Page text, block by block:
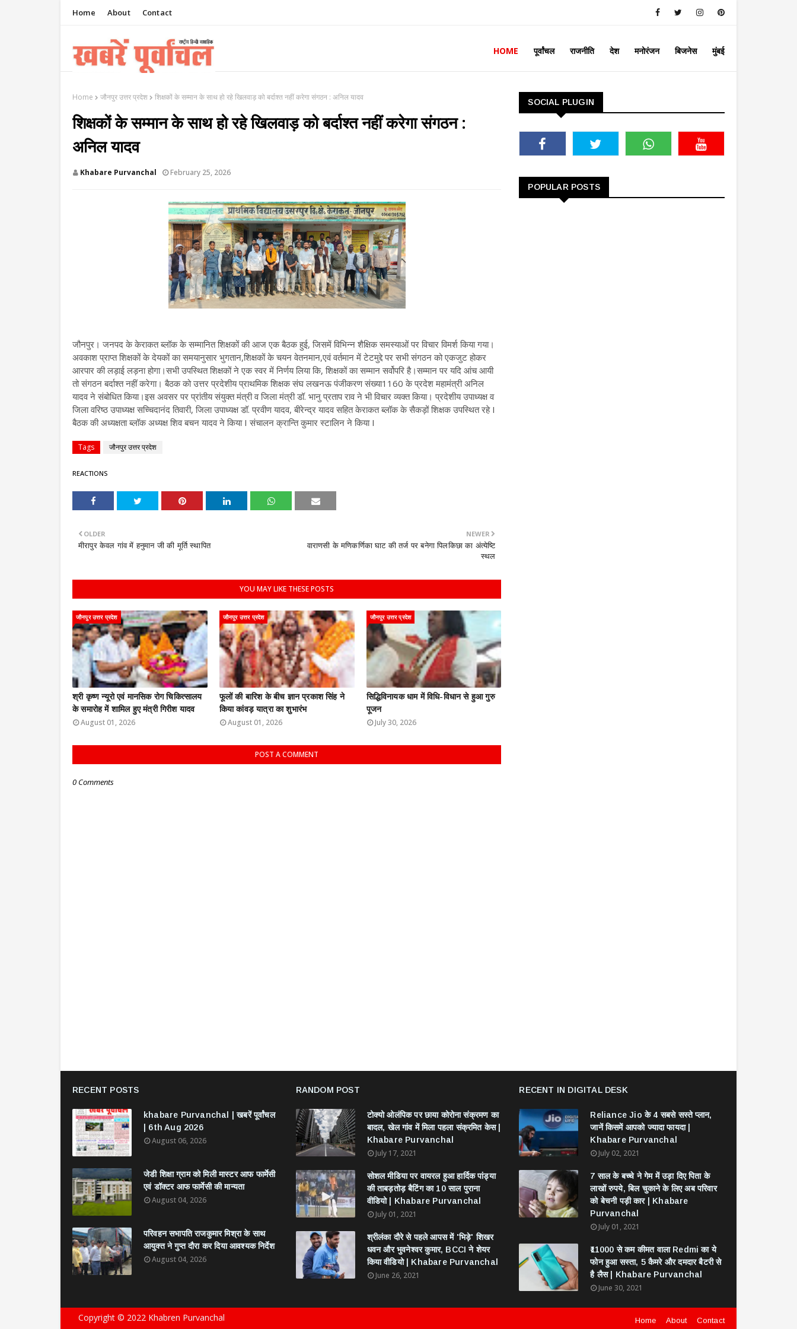
Home About Contact
HOME पूर्वांचल राजनीति देश मनोरंजन बिजनेस मुंबई
Home जौनपुर उत्तर प्रदेश शिक्षकों के सम्मान के साथ हो रहे खिलवाड़ को बर्दाश्त नहीं करेगा संगठन : अनिल यादव
शिक्षकों के सम्मान के साथ हो रहे खिलवाड़ को बर्दाश्त नहीं करेगा संगठन :
अनिल यादव
Khabare Purvanchal February 25, 2026
जौनपुर। जनपद के केराकत ब्लॉक के सम्मानित शिक्षकों की आज एक बैठक हुई, जिसमें विभिन्न शैक्षिक समस्याओं पर विचार विमर्श किया गया।
अवकाश प्राप्त शिक्षकों के देयकों का समयानुसार भुगतान,शिक्षकों के चयन वेतनमान,एवं वर्तमान में टेटमुद्दे पर सभी संगठन को एकजुट होकर
आरपार की लड़ाई लड़ना होगा।सभी उपस्थित शिक्षकों ने एक स्वर में निर्णय लिया कि, शिक्षकों का सम्मान सर्वोपरि है।सम्मान पर यदि आंच आयी
तो संगठन बर्दाश्त नहीं करेगा। बैठक को उत्तर प्रदेशीय प्राथमिक शिक्षक संघ लखनऊ पंजीकरण संख्या1160 के प्रदेश महामंत्री अनिल
यादव ने संबोधित किया।इस अवसर पर प्रांतीय संयुक्त मंत्री व जिला मंत्री डॉ. भानु प्रताप राव ने भी विचार व्यक्त किया। प्रदेशीय उपाध्यक्ष व
जिला वरिष्ठ उपाध्यक्ष सच्चिदानंद तिवारी, जिला उपाध्यक्ष डॉ. प्रवीण यादव, बीरेन्द्र यादव सहित केराकत ब्लॉक के सैकड़ों शिक्षक उपस्थित रहे I
बैठक की अध्यक्षता ब्लॉक अध्यक्ष शिव बचन यादव ने किया I संचालन क्रान्ति कुमार स्टालिन ने किया I
Tags जौनपुर उत्तर प्रदेश
REACTIONS
NEWER
वाराणसी के मणिकर्णिका घाट की तर्ज पर बनेगा पिलकिछा का अंत्येष्टि
स्थल
OLDER
मीरापुर केवल गांव में हनुमान जी की मूर्ति स्थापित
YOU MAY LIKE THESE POSTS
जौनपुर उत्तर प्रदेश
श्री कृष्ण न्यूरो एवं मानसिक रोग चिकित्सालय
के समारोह में शामिल हुए मंत्री गिरीश यादव
August 01, 2026
जौनपुर उत्तर प्रदेश
फूलों की बारिश के बीच ज्ञान प्रकाश सिंह ने
किया कांवड़ यात्रा का शुभारंभ
August 01, 2026
जौनपुर उत्तर प्रदेश
सिद्धिविनायक धाम में विधि-विधान से हुआ गुरु
पूजन
July 30, 2026
POST A COMMENT
0 Comments
SOCIAL PLUGIN
POPULAR POSTS
RECENT POSTS
khabare Purvanchal | खबरें पूर्वांचल
| 6th Aug 2026
August 06, 2026
जेडी शिक्षा ग्राम को मिली मास्टर आफ फार्मेसी
एवं डॉक्टर आफ फार्मेसी की मान्यता
August 04, 2026
परिवहन सभापति राजकुमार मिश्रा के साथ
आयुक्त ने गुप्त दौरा कर दिया आवश्यक निर्देश
August 04, 2026
RANDOM POST
टोक्यो ओलंपिक पर छाया कोरोना संक्रमण का
बादल, खेल गांव में मिला पहला संक्रमित केस |
Khabare Purvanchal
July 17, 2021
सोशल मीडिया पर वायरल हुआ हार्दिक पांड्या
की ताबड़तोड़ बैटिंग का 10 साल पुराना
वीडियो | Khabare Purvanchal
July 01, 2021
श्रीलंका दौरे से पहले आपस में 'भिड़े' शिखर
धवन और भुवनेश्वर कुमार, BCCI ने शेयर
किया वीडियो | Khabare Purvanchal
June 26, 2021
RECENT IN DIGITAL DESK
Reliance Jio के 4 सबसे सस्ते प्लान,
जानें किसमें आपको ज्यादा फायदा |
Khabare Purvanchal
July 02, 2021
7 साल के बच्चे ने गेम में उड़ा दिए पिता के
लाखों रुपये, बिल चुकाने के लिए अब परिवार
को बेचनी पड़ी कार | Khabare
Purvanchal
July 01, 2021
₹11000 से कम कीमत वाला Redmi का ये
फोन हुआ सस्ता, 5 कैमरे और दमदार बैटरी से
है लैस | Khabare Purvanchal
June 30, 2021
Copyright © 2022 Khabren Purvanchal Home About Contact